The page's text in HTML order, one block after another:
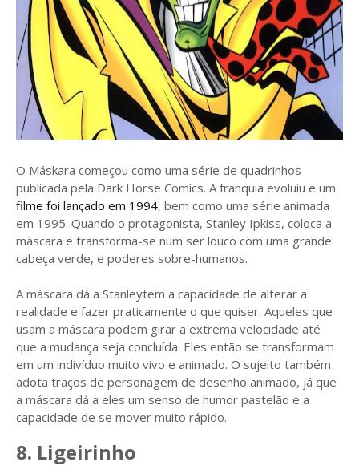
O Máskara começou como uma série de quadrinhos
publicada pela Dark Horse Comics. A franquia evoluiu e um
filme foi lançado em 1994, bem como uma série animada
em 1995. Quando o protagonista, Stanley Ipkiss, coloca a
máscara e transforma-se num ser louco com uma grande
cabeça verde, e poderes sobre-humanos.
A máscara dá a Stanleytem a capacidade de alterar a
realidade e fazer praticamente o que quiser. Aqueles que
usam a máscara podem girar a extrema velocidade até
que a mudança seja concluída. Eles então se transformam
em um indivíduo muito vivo e animado. O sujeito também
adota traços de personagem de desenho animado, já que
a máscara dá a eles um senso de humor pastelão e a
capacidade de se mover muito rápido.
8. Ligeirinho